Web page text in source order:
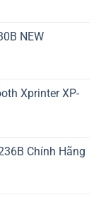
NEW
Xprinter XP-
Chính Hãng